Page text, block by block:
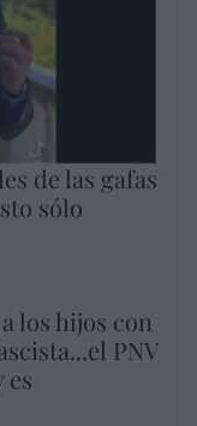
de las gafas
sólo
los hijos con
PNV
es